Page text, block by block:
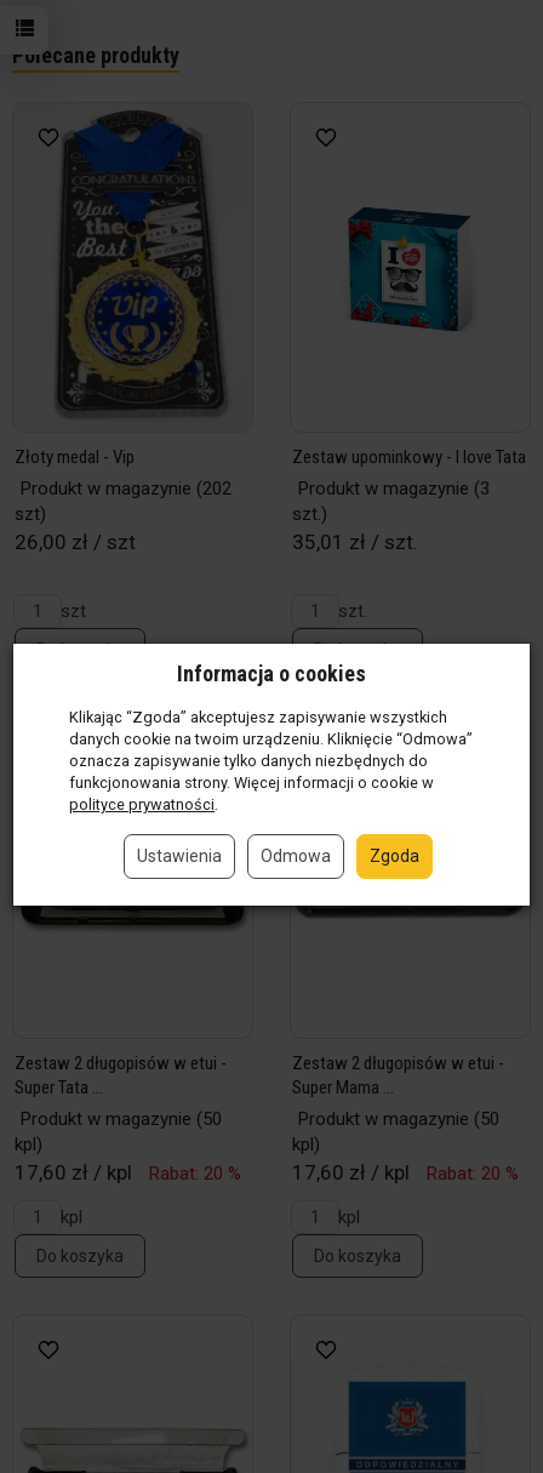
Polecane produkty
Złoty medal - Vip
Produkt w magazynie (202
szt)
26,00 zł / szt
szt
Do koszyka
Zestaw upominkowy - I love Tata
Produkt w magazynie (3
szt.)
35,01 zł / szt.
szt.
Do koszyka
Zestaw 2 długopisów w etui -
Super Tata ...
Produkt w magazynie (50
kpl)
17,60 zł / kpl
Rabat: 20 %
kpl
Do koszyka
Zestaw 2 długopisów w etui -
Super Mama ...
Produkt w magazynie (50
kpl)
17,60 zł / kpl
Rabat: 20 %
kpl
Do koszyka
Informacja o cookies
Klikając “Zgoda” akceptujesz zapisywanie wszystkich
danych cookie na twoim urządzeniu. Kliknięcie “Odmowa”
oznacza zapisywanie tylko danych niezbędnych do
funkcjonowania strony. Więcej informacji o cookie w
polityce prywatności.
Ustawienia Odmowa Zgoda